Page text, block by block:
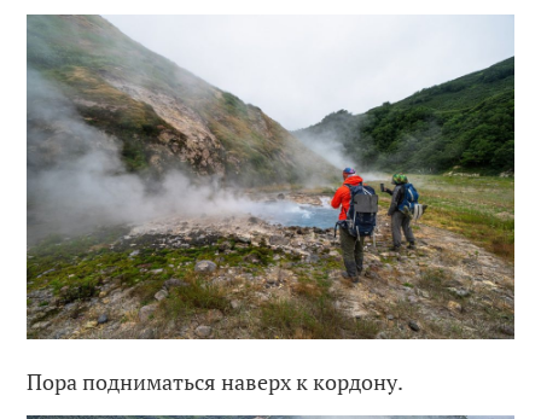
Пора подниматься наверх к кордону.